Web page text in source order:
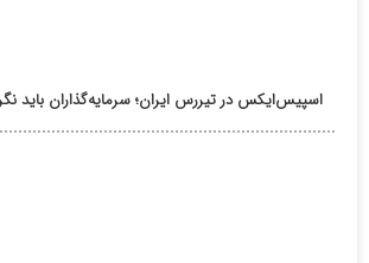
اسپیس‌ایکس در تیررس ایران؛ سرمایه‌گذاران باید